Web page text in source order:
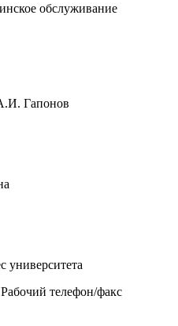
обслуживание
телефон/факс